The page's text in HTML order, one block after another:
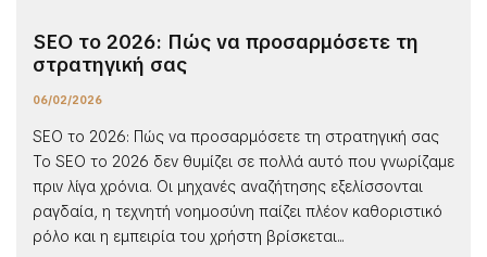
SEO το 2026: Πώς να προσαρμόσετε τη
στρατηγική σας
06/02/2026
SEO το 2026: Πώς να προσαρμόσετε τη στρατηγική σας
Το SEO το 2026 δεν θυμίζει σε πολλά αυτό που γνωρίζαμε
πριν λίγα χρόνια. Οι μηχανές αναζήτησης εξελίσσονται
ραγδαία, η τεχνητή νοημοσύνη παίζει πλέον καθοριστικό
ρόλο και η εμπειρία του χρήστη βρίσκεται...